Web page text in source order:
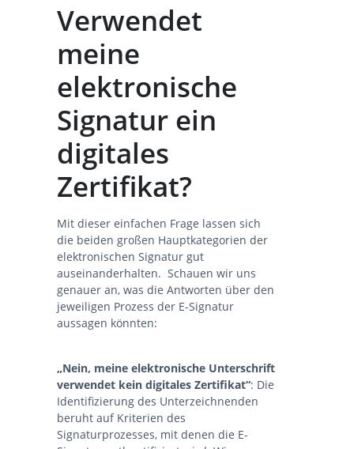
Verwendet
meine
elektronische
Signatur ein
digitales
Zertifikat?
Mit dieser einfachen Frage lassen sich
die beiden großen Hauptkategorien der
elektronischen Signatur gut
auseinanderhalten. Schauen wir uns
genauer an, was die Antworten über den
jeweiligen Prozess der E-Signatur
aussagen könnten:
„Nein, meine elektronische Unterschrift
verwendet kein digitales Zertifikat“: Die
Identifizierung des Unterzeichnenden
beruht auf Kriterien des
Signaturprozesses, mit denen die E-